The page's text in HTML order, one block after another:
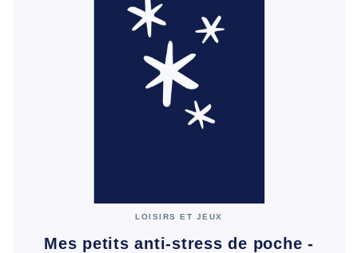
LOISIRS ET JEUX
Mes petits anti-stress de poche -